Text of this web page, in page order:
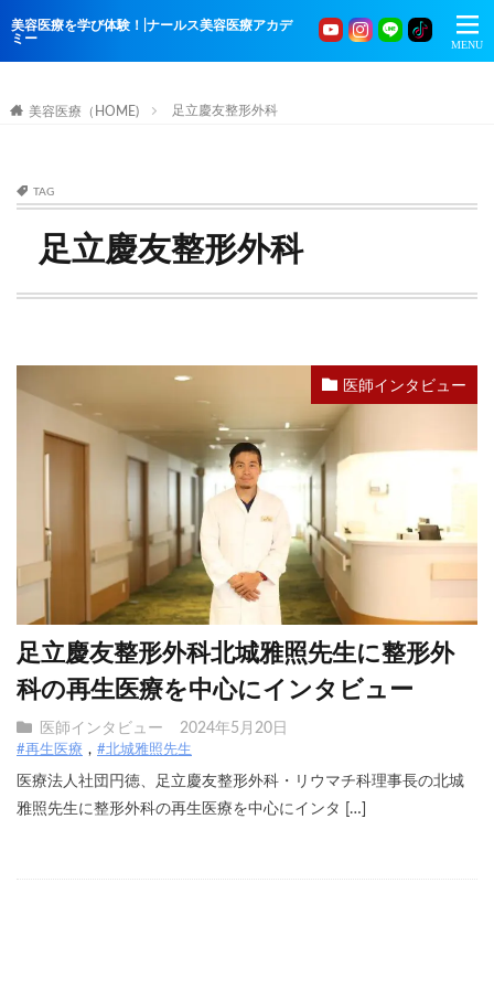
美容医療を学び体験！|ナールス美容医療アカデ
ミー
美容医療（HOME) 足立慶友整形外科
TAG
足立慶友整形外科
医師インタビュー
足立慶友整形外科北城雅照先生に整形外
科の再生医療を中心にインタビュー
医師インタビュー 2024年5月20日
#再生医療 #北城雅照先生
医療法人社団円徳、足立慶友整形外科・リウマチ科理事長の北城
雅照先生に整形外科の再生医療を中心にインタ […]